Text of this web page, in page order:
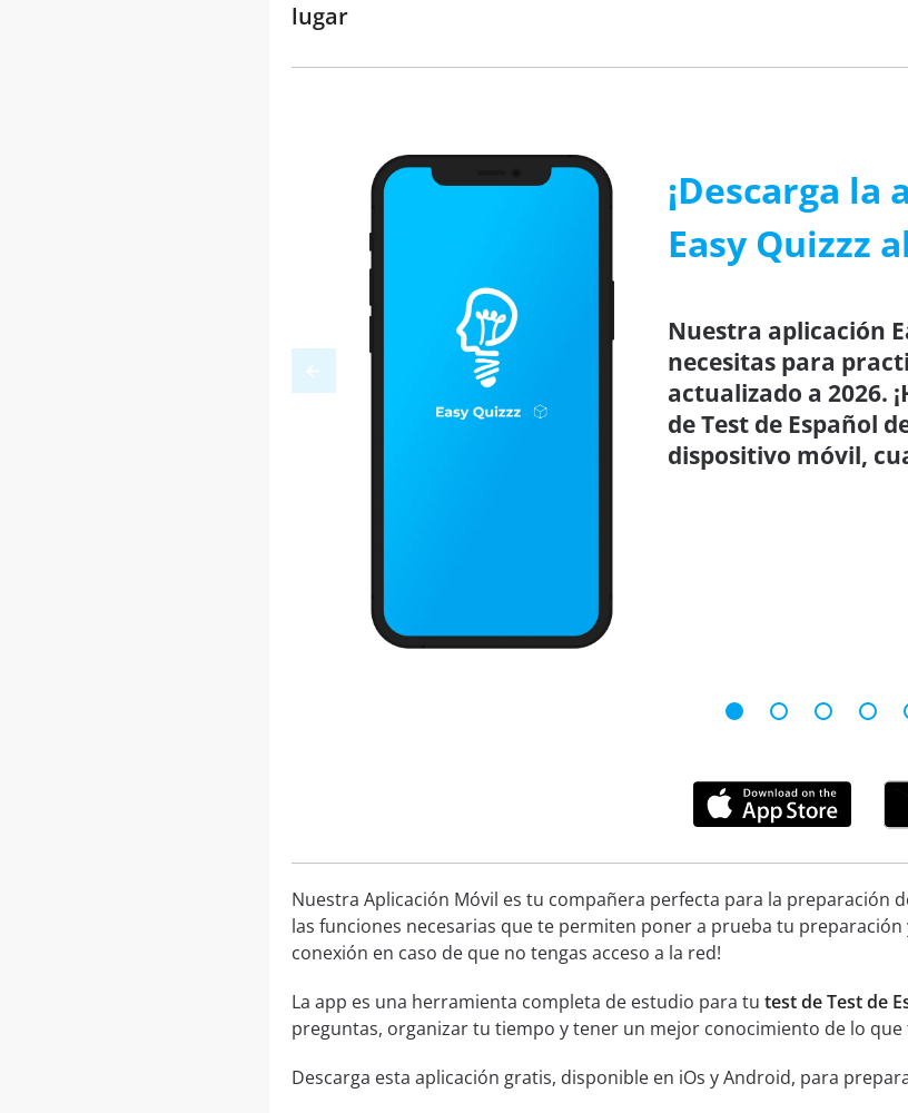
lugar
¡Descarga
Easy Quizzz
Nuestra aplicación
necesitas para
actualizado a 2026.
de Test de Español
dispositivo móvil,
Nuestra Aplicación Móvil es tu compañera perfecta para la preparación
las funciones necesarias que te permiten poner a prueba tu
conexión en caso de que no tengas acceso a la red!
La app es una herramienta completa de estudio para tu test de Test de
preguntas, organizar tu tiempo y tener un mejor conocimiento de lo que
Descarga esta aplicación gratis, disponible en iOs y Android, para